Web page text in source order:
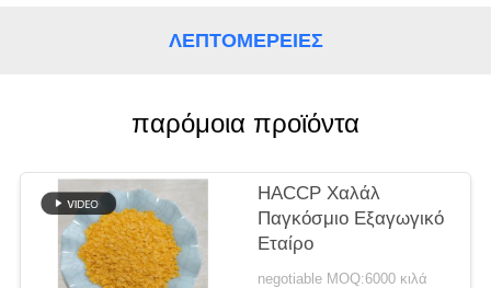
ΖΗΤΉΣΤΕ
ΜΙΑ
ΠΡΟΣΦΟΡΆ
ΛΕΠΤΟΜΈΡΕΙΕΣ
παρόμοια προϊόντα
HACCP Χαλάλ
Παγκόσμιο Εξαγωγικό
Εταίρο
negotiable MOQ:6000 κιλά